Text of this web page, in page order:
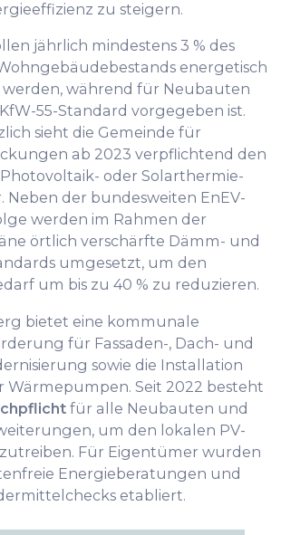
zu steigern.
jährlich mindestens 3 % des
energetisch
werden, während für Neubauten
55-Standard vorgegeben ist.
sieht die Gemeinde für
ab 2023 verpflichtend den
oder Solarthermie-
Neben der bundesweiten EnEV-
werden im Rahmen der
örtlich verschärfte Dämm- und
umgesetzt, um den
um bis zu 40 % zu reduzieren.
bietet eine kommunale
für Fassaden-, Dach- und
sowie die Installation
Wärmepumpen. Seit 2022 besteht
für alle Neubauten und
um den lokalen PV-
Für Eigentümer wurden
Energieberatungen und
etabliert.